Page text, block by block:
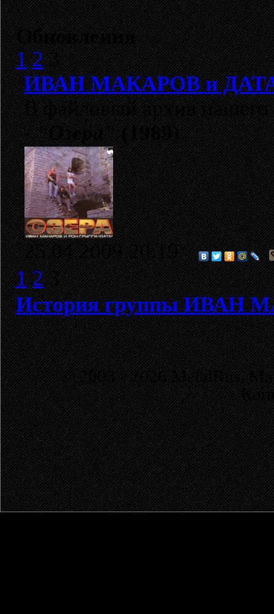
Обновления
1 2 3
ИВАН МАКАРОВ и
В файловый архив
-"Озера"(1989).
25.04.2009 20:19
1 2 3
История группы ИВАН
© 2003 - 2026 MetalRus.